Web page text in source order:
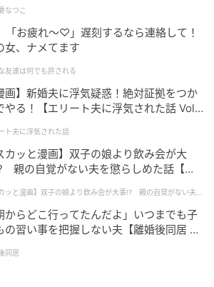
なつこ
お疲れ〜♡」遅刻するなら連絡して！
女、ナメてます
友達は何でも許される
画】新婚夫に浮気疑惑！絶対証拠をつか
やる！【エリート夫に浮気された話 Vol.
ト夫に浮気された話
カッと漫画】双子の娘より飲み会が大
親の自覚がない夫を懲らしめた話【第1
カッと漫画】双子の娘より飲み会が大事!? 親の自覚がない夫を
めた話
からどこ行ってたんだよ」いつまでも子
の習い事を把握しない夫【離婚後同居 Vo
同居